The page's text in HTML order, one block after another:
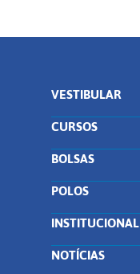
VESTIBULAR
CURSOS
BOLSAS
POLOS
INSTITUCIONAL
NOTÍCIAS